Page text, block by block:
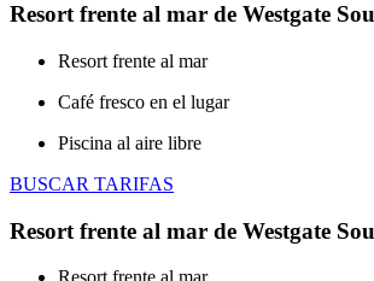
Resort frente al mar de Westgate
Resort frente al mar
Café fresco en el lugar
Piscina al aire libre
BUSCAR TARIFAS
Resort frente al mar de Westgate